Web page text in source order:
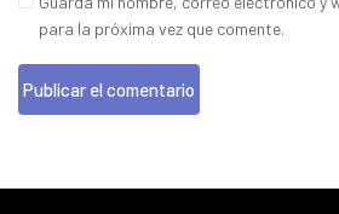
para la próxima vez que comente.